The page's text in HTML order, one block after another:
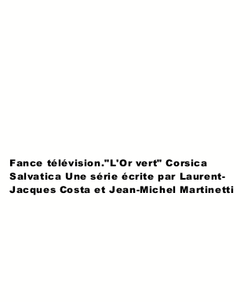
Fance télévision."L'Or vert" Corsica
Salvatica Une série écrite par Laurent-
Jacques Costa et Jean-Michel Martinetti